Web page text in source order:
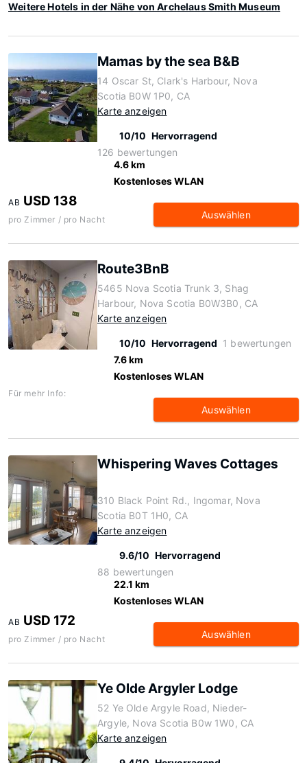
Weitere Hotels in der Nähe von Archelaus Smith Museum
Mamas by the sea B&B
14 Oscar St, Clark's Harbour, Nova
Scotia B0W 1P0, CA
Karte anzeigen
10/10 Hervorragend
126 bewertungen
4.6 km
Kostenloses WLAN
AB USD 138
pro Zimmer / pro Nacht Auswählen
Route3BnB
5465 Nova Scotia Trunk 3, Shag
Harbour, Nova Scotia B0W3B0, CA
Karte anzeigen
10/10 Hervorragend 1 bewertungen
7.6 km
Kostenloses WLAN
Für mehr Info:
Auswählen
Whispering Waves Cottages
310 Black Point Rd., Ingomar, Nova
Scotia B0T 1H0, CA
Karte anzeigen
9.6/10 Hervorragend
88 bewertungen
22.1 km
Kostenloses WLAN
AB USD 172
pro Zimmer / pro Nacht Auswählen
Ye Olde Argyler Lodge
52 Ye Olde Argyle Road, Nieder-
Argyle, Nova Scotia B0w 1W0, CA
Karte anzeigen